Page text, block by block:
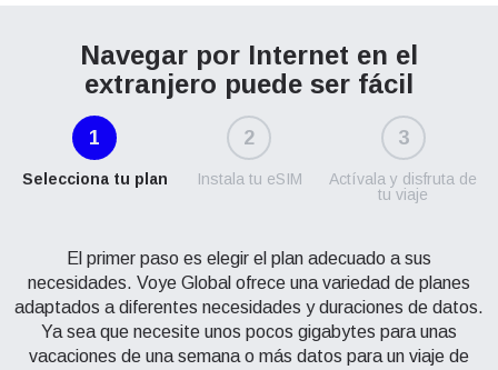
Navegar por Internet en el
extranjero puede ser fácil
1
Selecciona tu plan
2
Instala tu eSIM
3
Actívala y disfruta de
tu viaje
El primer paso es elegir el plan adecuado a sus
necesidades. Voye Global ofrece una variedad de planes
adaptados a diferentes necesidades y duraciones de datos.
Ya sea que necesite unos pocos gigabytes para unas
vacaciones de una semana o más datos para un viaje de